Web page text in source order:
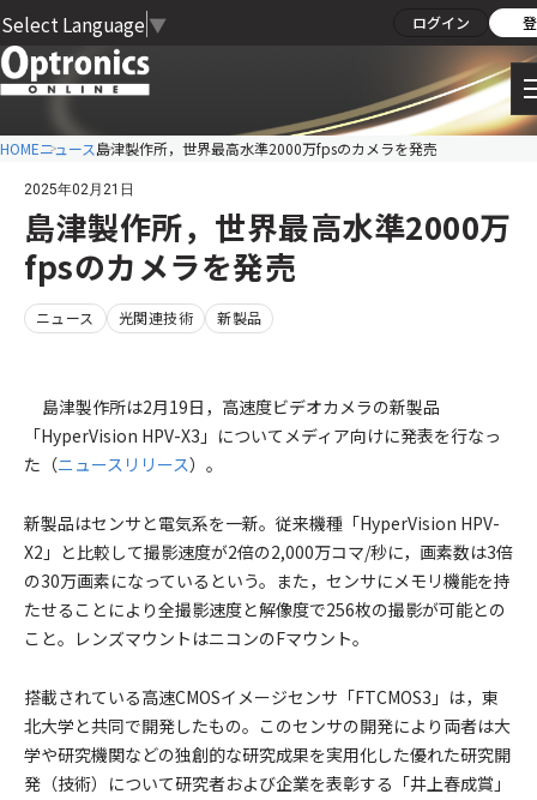
Select Language ▼ ログイン
HOMEニュース島津製作所，世界最高水準2000万fpsのカメラを発売
2025年02月21日
島津製作所，世界最高水準2000万
fpsのカメラを発売
ニュース 光関連技術 新製品
島津製作所は2月19日，高速度ビデオカメラの新製品
「HyperVision HPV-X3」についてメディア向けに発表を行なっ
た（ニュースリリース）。
新製品はセンサと電気系を一新。従来機種「HyperVision HPV-
X2」と比較して撮影速度が2倍の2,000万コマ/秒に，画素数は3倍
の30万画素になっているという。また，センサにメモリ機能を持
たせることにより全撮影速度と解像度で256枚の撮影が可能との
こと。レンズマウントはニコンのFマウント。
搭載されている高速CMOSイメージセンサ「FTCMOS3」は，東
北大学と共同で開発したもの。このセンサの開発により両者は大
学や研究機関などの独創的な研究成果を実用化した優れた研究開
発（技術）について研究者および企業を表彰する「井上春成賞」